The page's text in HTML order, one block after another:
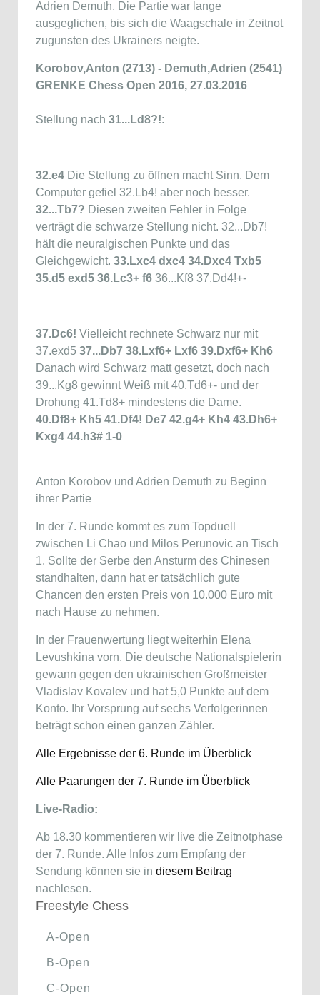
Adrien Demuth. Die Partie war lange
ausgeglichen, bis sich die Waagschale in Zeitnot
zugunsten des Ukrainers neigte.
Korobov,Anton (2713) - Demuth,Adrien (2541)
GRENKE Chess Open 2016, 27.03.2016
Stellung nach 31...Ld8?!:
32.e4 Die Stellung zu öffnen macht Sinn. Dem
Computer gefiel 32.Lb4! aber noch besser.
32...Tb7? Diesen zweiten Fehler in Folge
verträgt die schwarze Stellung nicht. 32...Db7!
hält die neuralgischen Punkte und das
Gleichgewicht. 33.Lxc4 dxc4 34.Dxc4 Txb5
35.d5 exd5 36.Lc3+ f6 36...Kf8 37.Dd4!+-
37.Dc6! Vielleicht rechnete Schwarz nur mit
37.exd5 37...Db7 38.Lxf6+ Lxf6 39.Dxf6+ Kh6
Danach wird Schwarz matt gesetzt, doch nach
39...Kg8 gewinnt Weiß mit 40.Td6+- und der
Drohung 41.Td8+ mindestens die Dame.
40.Df8+ Kh5 41.Df4! De7 42.g4+ Kh4 43.Dh6+
Kxg4 44.h3# 1-0
Anton Korobov und Adrien Demuth zu Beginn
ihrer Partie
In der 7. Runde kommt es zum Topduell
zwischen Li Chao und Milos Perunovic an Tisch
1. Sollte der Serbe den Ansturm des Chinesen
standhalten, dann hat er tatsächlich gute
Chancen den ersten Preis von 10.000 Euro mit
nach Hause zu nehmen.
In der Frauenwertung liegt weiterhin Elena
Levushkina vorn. Die deutsche Nationalspielerin
gewann gegen den ukrainischen Großmeister
Vladislav Kovalev und hat 5,0 Punkte auf dem
Konto. Ihr Vorsprung auf sechs Verfolgerinnen
beträgt schon einen ganzen Zähler.
Alle Ergebnisse der 6. Runde im Überblick
Alle Paarungen der 7. Runde im Überblick
Live-Radio:
Ab 18.30 kommentieren wir live die Zeitnotphase
der 7. Runde. Alle Infos zum Empfang der
Sendung können sie in diesem Beitrag
nachlesen.
Freestyle Chess
A-Open
B-Open
C-Open